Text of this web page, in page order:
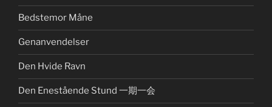
Bedstemor Måne
Genanvendelser
Den Hvide Ravn
Den Enestående Stund 一期一会